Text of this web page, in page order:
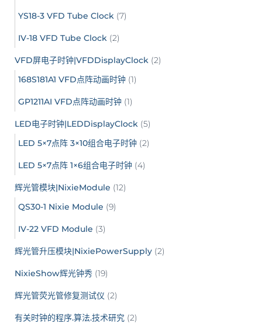
YS18-3 VFD Tube Clock (7)
IV-18 VFD Tube Clock (2)
VFD屏电子时钟|VFDDisplayClock (2)
168S181A1 VFD点阵动画时钟 (1)
GP1211AI VFD点阵动画时钟 (1)
LED电子时钟|LEDDisplayClock (5)
LED 5×7点阵 3×10组合电子时钟 (2)
LED 5×7点阵 1×6组合电子时钟 (4)
辉光管模块|NixieModule (12)
QS30-1 Nixie Module (9)
IV-22 VFD Module (3)
辉光管升压模块|NixiePowerSupply (2)
NixieShow辉光钟秀 (19)
辉光管荧光管修复测试仪 (2)
有关时钟的程序.算法.技术研究 (2)